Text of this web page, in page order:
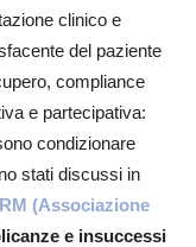
clinico e
del paziente
compliance
e partecipativa:
condizionare
stati discussi in
(Associazione
e insuccessi